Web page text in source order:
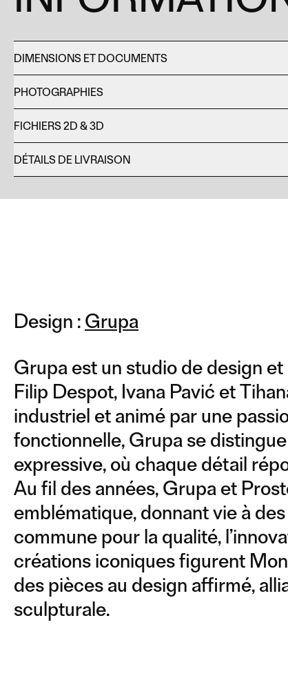
DIMENSIONS ET DOCUMENTS
PHOTOGRAPHIES
FICHIERS 2D & 3D
DÉTAILS DE LIVRAISON
Design : Grupa
Grupa est un studio de design
Filip Despot, Ivana Pavić et
industriel et animé par une
fonctionnelle, Grupa se
expressive, où chaque détail
Au fil des années, Grupa et
emblématique, donnant vie à
commune pour la qualité,
créations iconiques figurent
des pièces au design affirmé,
sculpturale.